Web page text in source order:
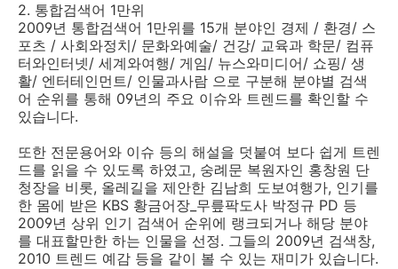
2. 통합검색어 1만위
2009년 통합검색어 1만위를 15개 분야인 경제 / 환경/ 스
포츠 / 사회와정치/ 문화와예술/ 건강/ 교육과 학문/ 컴퓨
터와인터넷/ 세계와여행/ 게임/ 뉴스와미디어/ 쇼핑/ 생
활/ 엔터테인먼트/ 인물과사람 으로 구분해 분야별 검색
어 순위를 통해 09년의 주요 이슈와 트렌드를 확인할 수
있습니다.
또한 전문용어와 이슈 등의 해설을 덧붙여 보다 쉽게 트렌
드를 읽을 수 있도록 하였고, 숭례문 복원자인 홍창원 단
청장을 비롯, 올레길을 제안한 김남희 도보여행가, 인기를
한 몸에 받은 KBS 황금어장_무릎팍도사 박정규 PD 등
2009년 상위 인기 검색어 순위에 랭크되거나 해당 분야
를 대표할만한 하는 인물을 선정. 그들의 2009년 검색창,
2010 트렌드 예감 등을 같이 볼 수 있는 재미가 있습니다.